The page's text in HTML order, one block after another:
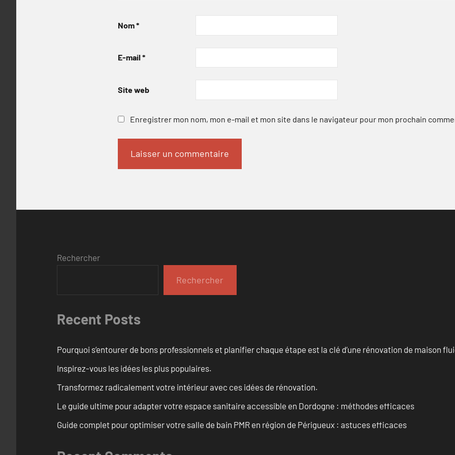
Nom*
E-mail *
Site web
Enregistrer mon nom, mon e-mail et mon site dans le navigateur pour mon prochain
Rechercher
Rechercher
Recent Posts
Pourquoi s’entourer de bons professionnels et planifier chaque étape est la clé d’une rénovation de maison
Inspirez-vous les idées les plus populaires.
Transformez radicalement votre intérieur avec ces idées de rénovation.
Le guide ultime pour adapter votre espace sanitaire accessible en Dordogne : méthodes efficaces
Guide complet pour optimiser votre salle de bain PMR en région de Périgueux : astuces efficaces